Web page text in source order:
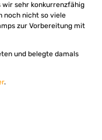
wir sehr konkurrenzfähig
noch nicht so viele
zur Vorbereitung mit
und belegte damals
.